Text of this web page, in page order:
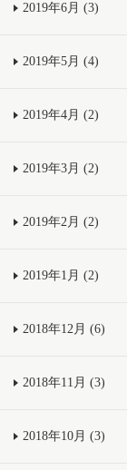
2019年6月 (3)
2019年5月 (4)
2019年4月 (2)
2019年3月 (2)
2019年2月 (2)
2019年1月 (2)
2018年12月 (6)
2018年11月 (3)
2018年10月 (3)